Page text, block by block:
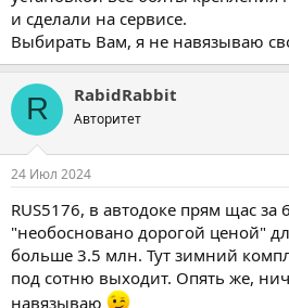
и сделали на сервисе.
Выбирать Вам, я не навязываю
R RabidRabbit
Авторитет
24 Июл 2024
RUS5176, в автодоке прям щас за
"необосновано дорогой ценой"
больше 3.5 млн. Тут зимний
под сотню выходит. Опять же,
навязываю